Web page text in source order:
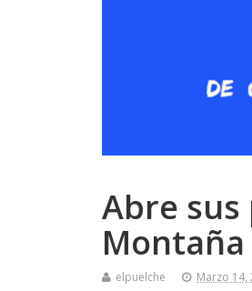
Abre
elpuelche Marzo 14,